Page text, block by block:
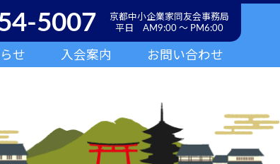
せ 入会案内 お問い合わせ
5007
京都中小企業家同友会事務局
平日 AM9:00 ～ PM6:00